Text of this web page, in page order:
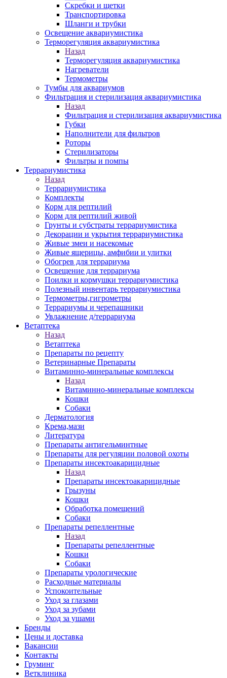
Скребки и щетки
Транспортировка
Шланги и трубки
Освещение аквариумистика
Терморегуляция аквариумистика
Назад
Терморегуляция аквариумистика
Нагреватели
Термометры
Тумбы для аквариумов
Фильтрация и стерилизация аквариумистика
Назад
Фильтрация и стерилизация аквариумистика
Губки
Наполнители для фильтров
Роторы
Стерилизаторы
Фильтры и помпы
Террариумистика
Назад
Террариумистика
Комплекты
Корм для рептилий
Корм для рептилий живой
Грунты и субстраты террариумистика
Декорации и укрытия террариумистика
Живые змеи и насекомые
Живые ящерицы, амфибии и улитки
Обогрев для террариума
Освещение для террариума
Поилки и кормушки террариумистика
Полезный инвентарь террариумистика
Термометры,гигрометры
Террариумы и черепашники
Увлажнение д/террариума
Ветаптека
Назад
Ветаптека
Препараты по рецепту
Ветеринарные Препараты
Витаминно-минеральные комплексы
Назад
Витаминно-минеральные комплексы
Кошки
Собаки
Дерматология
Крема,мази
Литература
Препараты антигельминтные
Препараты для регуляции половой охоты
Препараты инсектоакарицидные
Назад
Препараты инсектоакарицидные
Грызуны
Кошки
Обработка помещений
Собаки
Препараты репеллентные
Назад
Препараты репеллентные
Кошки
Собаки
Препараты урологические
Расходные материалы
Успокоительные
Уход за глазами
Уход за зубами
Уход за ушами
Бренды
Цены и доставка
Вакансии
Контакты
Груминг
Ветклиника